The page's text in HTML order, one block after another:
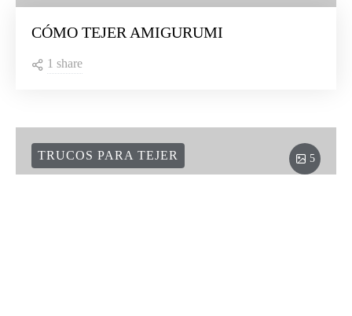
CÓMO TEJER AMIGURUMI
1 share
5
TRUCOS PARA TEJER